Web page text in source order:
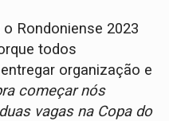
Rondoniense 2023
todos
organização e
começar nós
vagas na Copa do